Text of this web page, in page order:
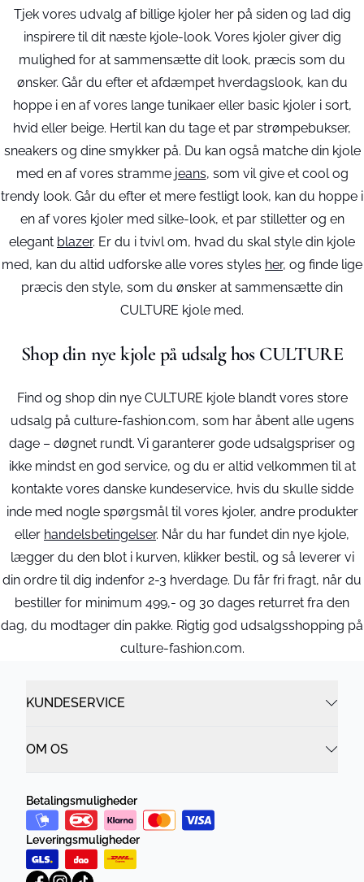
Tjek vores udvalg af billige kjoler her på siden og lad dig
inspirere til dit næste kjole-look. Vores kjoler giver dig
mulighed for at sammensætte dit look, præcis som du
ønsker. Går du efter et afdæmpet hverdagslook, kan du
hoppe i en af vores lange tunikaer eller basic kjoler i sort,
hvid eller beige. Hertil kan du tage et par strømpebukser,
sneakers og dine smykker på. Du kan også matche din kjole
med en af vores stramme jeans, som vil give et cool og
trendy look. Går du efter et mere festligt look, kan du hoppe i
en af vores kjoler med silke-look, et par stilletter og en
elegant blazer. Er du i tvivl om, hvad du skal style din kjole
med, kan du altid udforske alle vores styles her, og finde lige
præcis den style, som du ønsker at sammensætte din
CULTURE kjole med.
Shop din nye kjole på udsalg hos CULTURE
Find og shop din nye CULTURE kjole blandt vores store
udsalg på culture-fashion.com, som har åbent alle ugens
dage – døgnet rundt. Vi garanterer gode udsalgspriser og
ikke mindst en god service, og du er altid velkommen til at
kontakte vores danske kundeservice, hvis du skulle sidde
inde med nogle spørgsmål til vores kjoler, andre produkter
eller handelsbetingelser. Når du har fundet din nye kjole,
lægger du den blot i kurven, klikker bestil, og så leverer vi
din ordre til dig indenfor 2-3 hverdage. Du får fri fragt, når du
bestiller for minimum 499,- og 30 dages returret fra den
dag, du modtager din pakke. Rigtig god udsalgsshopping på
culture-fashion.com.
KUNDESERVICE
OM OS
Betalingsmuligheder
Leveringsmuligheder